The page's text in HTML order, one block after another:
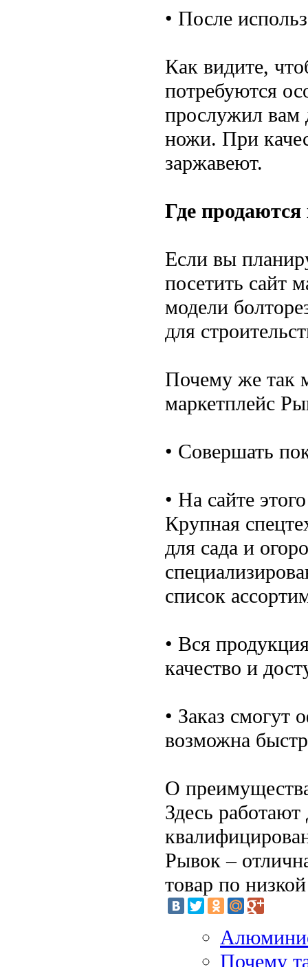
• После
Как видите,
потребуются
прослужил вам
ножи. При
заржавеют.
Где продаются
Если вы
посетить сайт
модели
для
Почему же так
маркетплейс
• Совершать
• На сайте
Крупная
для сада и
список
• Вся
качество и
• Заказ смогут
возможна
О
Здесь
Рывок –
товар по
Почему